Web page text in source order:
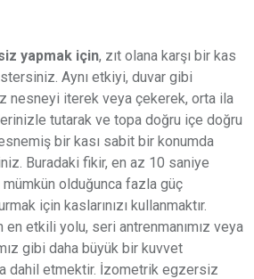
yapmak için, zıt olana karşı bir kas
Aynı etkiyi, duvar gibi
nesneyi iterek veya çekerek, orta ila
tutarak ve topa doğru içe doğru
bir kası sabit bir konumda
Buradaki fikir, en az 10 saniye
olduğunca fazla güç
için kaslarınızı kullanmaktır.
en etkili yolu, seri antrenmanımız veya
gibi daha büyük bir kuvvet
dahil etmektir. İzometrik egzersiz